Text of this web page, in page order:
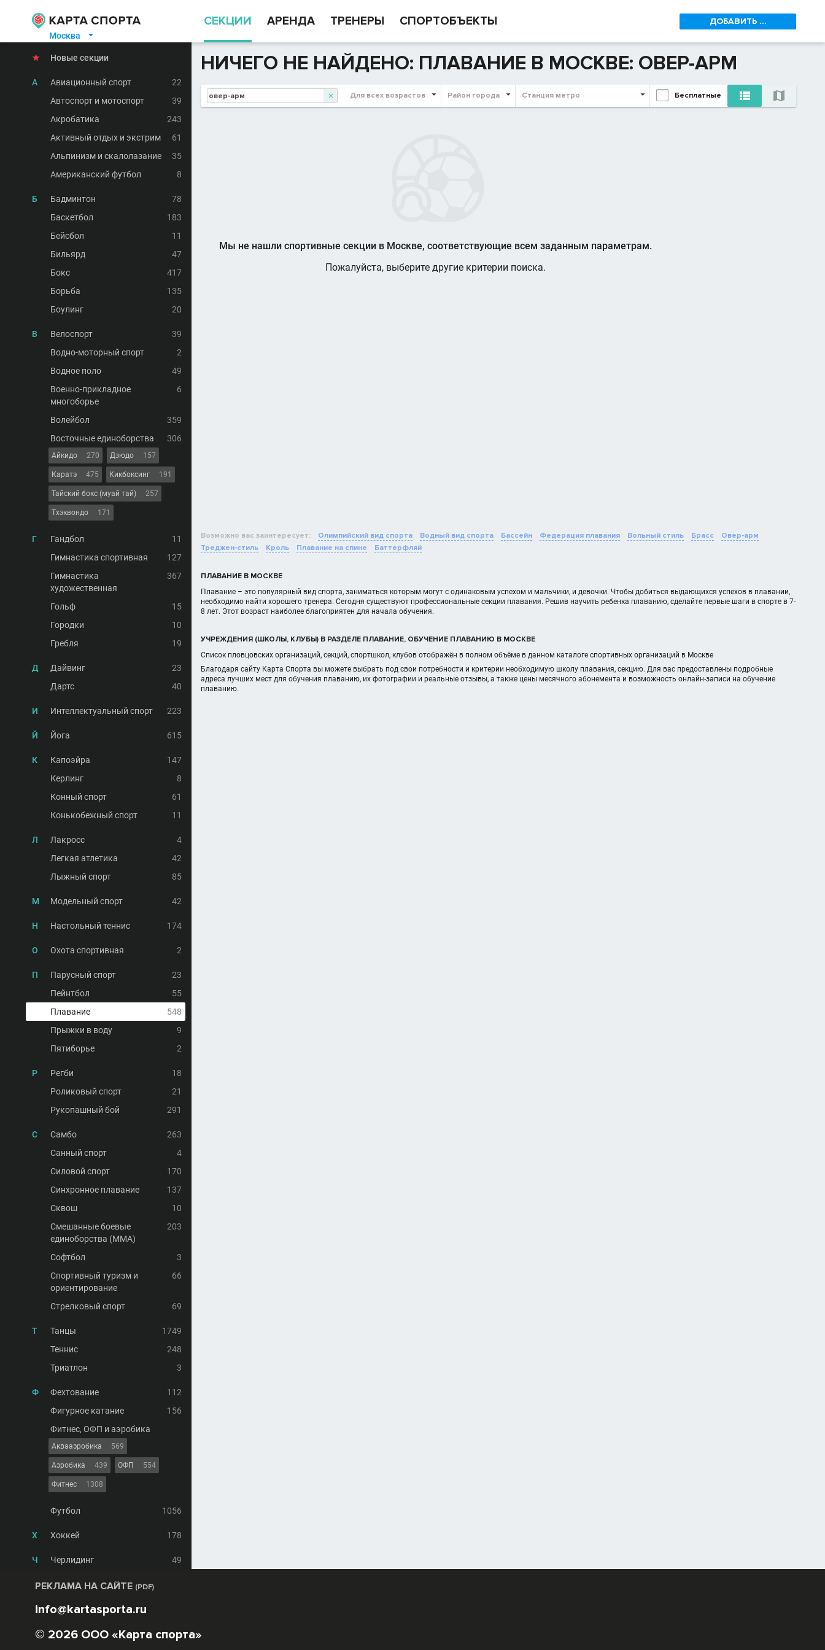
Москва 
СЕКЦИИ АРЕНДА ТРЕНЕРЫ СПОРТОБЪЕКТЫ ДОБАВИТЬ ...
★ Новые секции
А Авиационный спорт
22
Автоспорт и мотоспорт
39
Акробатика
243
Активный отдых и экстрим
61
Альпинизм и скалолазание
35
Американский футбол
8
Б Бадминтон
78
Баскетбол
183
Бейсбол
11
Бильярд
47
Бокс
417
Борьба
135
Боулинг
20
В Велоспорт
39
Водно-моторный спорт
2
Водное поло
49
Военно-прикладное
многоборье
6
Волейбол
359
Восточные единоборства
306
Айкидо 270 Дзюдо 157
Каратэ 475 Кикбоксинг 191
Тайский бокс (муай тай) 257
Тхэквондо 171
Г Гандбол
11
Гимнастика спортивная
127
Гимнастика
художественная
367
Гольф
15
Городки
10
Гребля
19
Д Дайвинг
23
Дартс
40
И Интеллектуальный спорт 223
Й Йога 615
К Капоэйра
147
Керлинг
8
Конный спорт
61
Конькобежный спорт
11
Л Лакросс
4
Легкая атлетика
42
Лыжный спорт
85
М Модельный спорт 42
Н Настольный теннис 174
О Охота спортивная 2
П Парусный спорт
23
Пейнтбол
55
Плавание
548
Прыжки в воду
9
Пятиборье
2
Р Регби
18
Роликовый спорт
21
Рукопашный бой
291
С Самбо
263
Санный спорт
4
Силовой спорт
170
Синхронное плавание
137
Сквош
10
Смешанные боевые
единоборства (MMA)
203
Софтбол
3
Спортивный туризм и
ориентирование
66
Стрелковый спорт 69
Т Танцы
1749
Теннис
248
Триатлон
3
Ф Фехтование
112
Фигурное катание
156
Фитнес, ОФП и аэробика
Аквааэробика 569
Аэробика 439 ОФП 554
Фитнес 1308
Футбол 1056
Х Хоккей 178
Ч Черлидинг 49
НИЧЕГО НЕ НАЙДЕНО: ПЛАВАНИЕ В МОСКВЕ: ОВЕР-АРМ
 Для всех возрастов Район города Станция метро Бесплатные  
Мы не нашли спортивные секции в Москве, соответствующие всем заданным параметрам.
Пожалуйста, выберите другие критерии поиска.
Возможно вас заинтересует: Олимпийский вид спорта Водный вид спорта Бассейн Федерация плавания Вольный стиль Брасс
Овер-арм
Треджен-стиль
Кроль Плавание на спине Баттерфляй
ПЛАВАНИЕ В МОСКВЕ
Плавание – это популярный вид спорта, заниматься которым могут с одинаковым успехом и мальчики, и девочки. Чтобы добиться выдающихся успехов в плавании,
необходимо найти хорошего тренера. Сегодня существуют профессиональные секции плавания. Решив научить ребенка плаванию, сделайте первые шаги в спорте в 7-
8 лет. Этот возраст наиболее благоприятен для начала обучения.
УЧРЕЖДЕНИЯ (ШКОЛЫ, КЛУБЫ) В РАЗДЕЛЕ ПЛАВАНИЕ, ОБУЧЕНИЕ ПЛАВАНИЮ В МОСКВЕ
Список пловцовских организаций, секций, спортшкол, клубов отображён в полном объёме в данном каталоге спортивных организаций в Москве
Благодаря сайту Карта Спорта вы можете выбрать под свои потребности и критерии необходимую школу плавания, секцию. Для вас предоставлены подробные
адреса лучших мест для обучения плаванию, их фотографии и реальные отзывы, а также цены месячного абонемента и возможность онлайн-записи на обучение
плаванию.
РЕКЛАМА НА САЙТЕ (PDF)
info@kartasporta.ru
© 2026 ООО «Карта спорта»